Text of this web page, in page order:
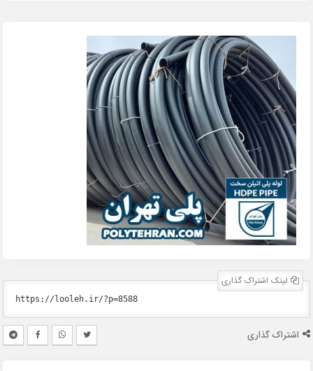
لینک اشتراک گذاری
اشتراک گذاری